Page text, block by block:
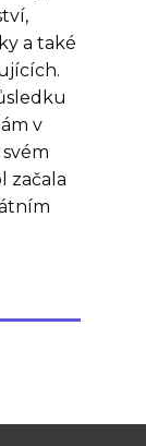
a také
v
začala